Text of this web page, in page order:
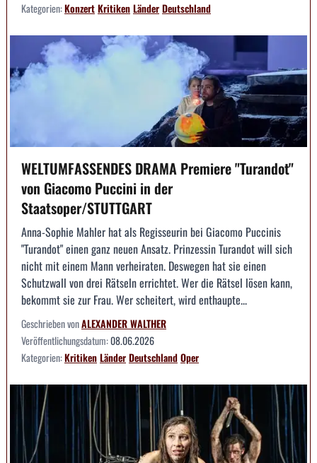
Kategorien:KonzertKritikenLänderDeutschland
WELTUMFASSENDES DRAMA Premiere "Turandot"
von Giacomo Puccini in der
Staatsoper/STUTTGART
Anna-Sophie Mahler hat als Regisseurin bei Giacomo Puccinis
"Turandot" einen ganz neuen Ansatz. Prinzessin Turandot will sich
nicht mit einem Mann verheiraten. Deswegen hat sie einen
Schutzwall von drei Rätseln errichtet. Wer die Rätsel lösen kann,
bekommt sie zur Frau. Wer scheitert, wird enthaupte...
Geschrieben vonALEXANDER WALTHER
Veröffentlichungsdatum:08.06.2026
Kategorien:KritikenLänderDeutschlandOper